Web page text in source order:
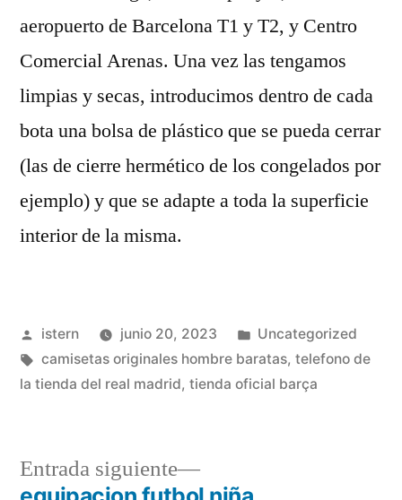
aeropuerto de Barcelona T1 y T2, y Centro
Comercial Arenas. Una vez las tengamos
limpias y secas, introducimos dentro de cada
bota una bolsa de plástico que se pueda cerrar
(las de cierre hermético de los congelados por
ejemplo) y que se adapte a toda la superficie
interior de la misma.
Publicado
por
istern junio 20, 2023
Publicado
en
Uncategorized
Etiquetas:
camisetas originales hombre baratas, telefono de
la tienda del real madrid, tienda oficial barça
Entrada siguiente
Entrada